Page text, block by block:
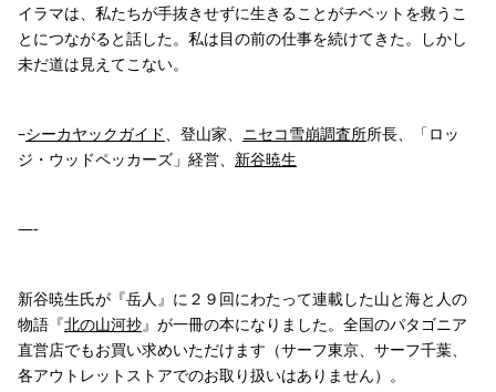
イラマは、私たちが手抜きせずに生きることがチベットを救うこ
とにつながると話した。私は目の前の仕事を続けてきた。しかし
未だ道は見えてこない。
–シーカヤックガイド 、登山家、 ニセコ雪崩調査所所長、「ロッ
ジ・ウッドペッカーズ」経営、 新谷暁生
—-
新谷暁生氏が『岳人』に２９回にわたって連載した山と海と人の
物語『北の山河抄』が一冊の本になりました。全国のパタゴニア
直営店でもお買い求めいただけます（サーフ東京、サーフ千葉、
各アウトレットストアでのお取り扱いはありません）。